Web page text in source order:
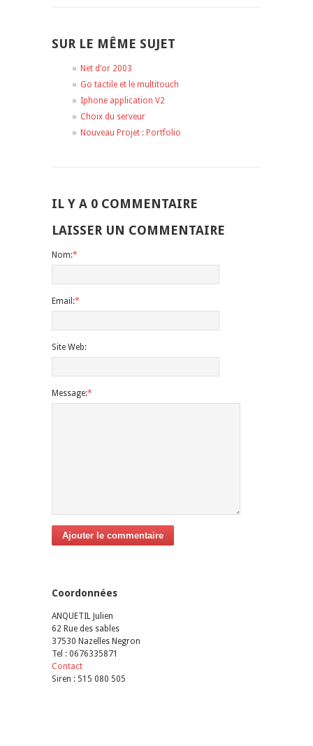
SUR LE MÊME SUJET
Net d’or 2003
Go tactile et le multitouch
Iphone application V2
Choix du serveur
Nouveau Projet : Portfolio
IL Y A 0 COMMENTAIRE
LAISSER UN COMMENTAIRE
Nom:*
Email:*
Site Web:
Message:*
Ajouter le commentaire
Coordonnées
ANQUETIL Julien
62 Rue des sables
37530 Nazelles Negron
Tel : 0676335871
Contact
Siren : 515 080 505